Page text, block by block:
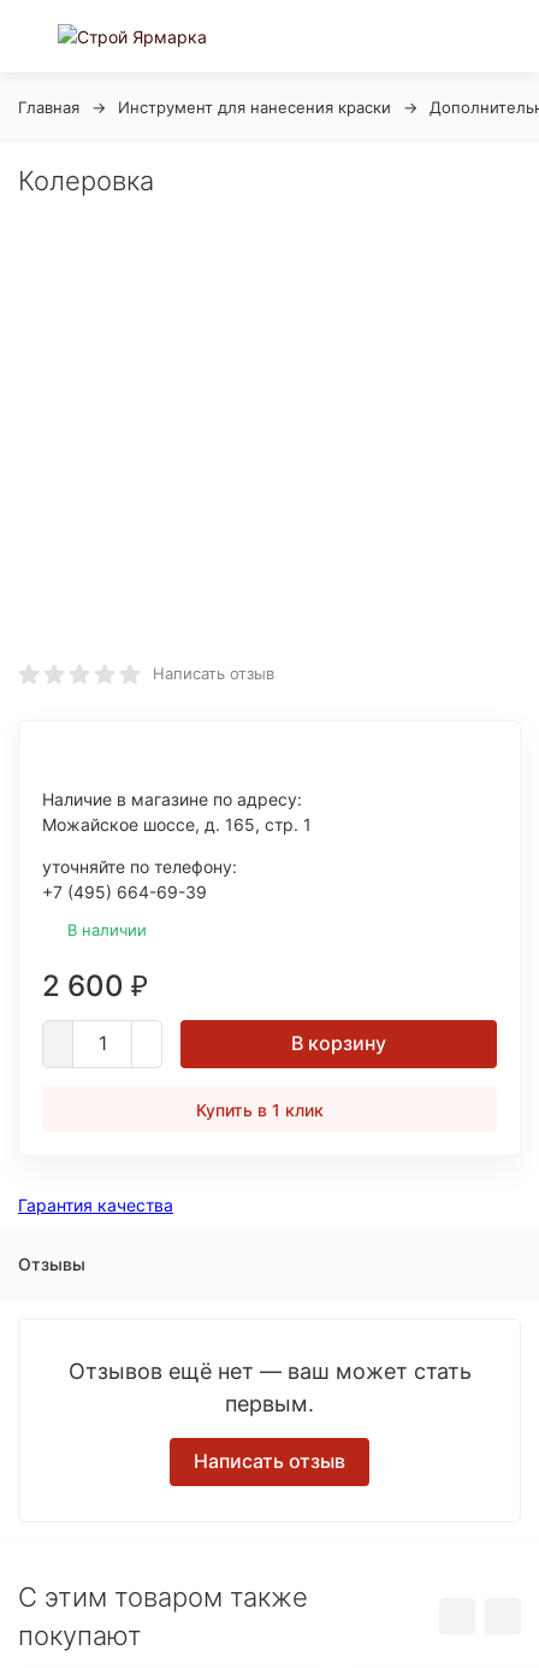
Главная Инструмент для нанесения краски
Колеровка
Написать отзыв
Наличие в магазине по адресу:
Можайское шоссе, д. 165, стр. 1
уточняйте по телефону:
+7 (495) 664-69-39
В наличии
2 600 ₽
В корзину
Купить в 1 клик
Гарантия качества
Отзывы
Отзывов ещё нет — ваш может стать
первым.
Написать отзыв
C этим товаром также
покупают